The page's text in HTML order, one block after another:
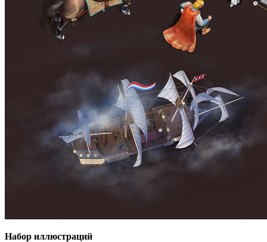
Набор иллюстраций